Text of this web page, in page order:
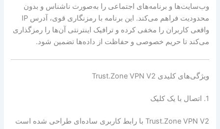
وب‌سایت‌ها و برنامه‌های اجتماعی را به‌صورت ناشناس و بدون
محدودیت فراهم می‌کند. این برنامه با رمزنگاری قوی، آدرس IP
واقعی کاربران را مخفی کرده و ترافیک اینترنتی آن‌ها را رمزگذاری
می‌کند تا حریم خصوصی و حفاظت از داده‌ها تضمین شود.
ویژگی‌های کلیدی Trust.Zone VPN V2
1. اتصال با یک کلیک
Trust.Zone VPN V2 با رابط کاربری ساده‌ای طراحی شده است